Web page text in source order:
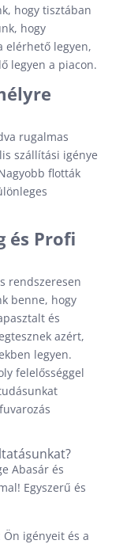
hogy tisztában
hogy
elérhető legyen,
legyen a piacon.
rugalmas
szállítási igénye
flották
és Profi
rendszeresen
benne, hogy
és
azért,
legyen.
felelősséggel
Abasár és
Egyszerű és
igényeit és a